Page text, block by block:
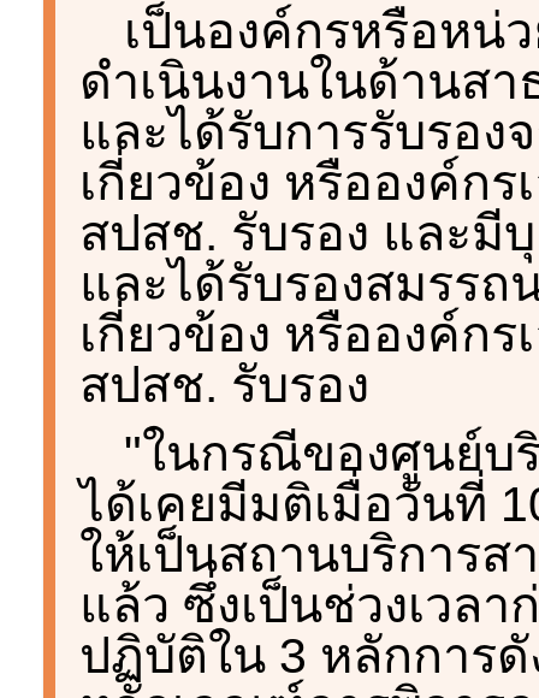
เป็นองค์กรหรือหน่
ดำเนินงานในด้านส
และได้รับการรับรอง
เกี่ยวข้อง หรือองค์ก
สปสช. รับรอง และมี
และได้รับรองสมรร
เกี่ยวข้อง หรือองค์ก
สปสช. รับรอง
"ในกรณีของศูนย์บ
ได้เคยมีมติเมื่อวันที่
ให้เป็นสถานบริการ
แล้ว ซึ่งเป็นช่วงเวล
ปฏิบัติใน 3 หลักการ